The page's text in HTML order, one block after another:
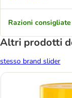
Razioni consigliate
Altri prodotti
stesso brand slider